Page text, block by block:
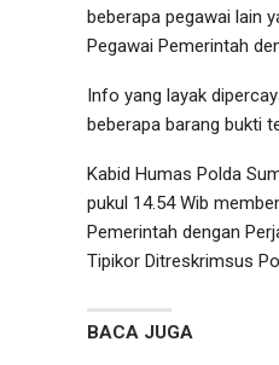
beberapa pegawai lain
Pegawai Pemerintah
Info yang layak
beberapa barang bukti
Kabid Humas Polda
pukul 14.54 Wib
Pemerintah dengan
Tipikor Ditreskrimsus
BACA JUGA